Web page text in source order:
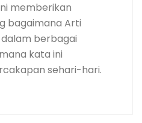
memberikan
bagaimana Arti
berbagai
kata ini
sehari-hari.